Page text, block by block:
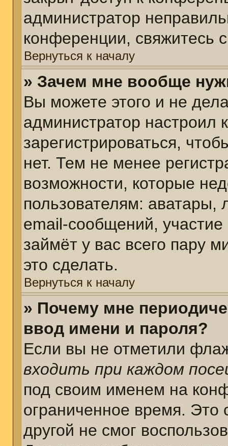
администратор
конференции, свяжитесь
Вернуться к началу
» Зачем мне вообще
Вы можете этого и не
администратор
зарегистрироваться,
нет. Тем не менее
возможности, которые
пользователям: аватары,
email-сообщений, участие
займёт у вас всего пару
это сделать.
Вернуться к началу
» Почему мне
ввод имени и пароля?
Если вы не отметили
входить при каждом
под своим именем на
ограниченное время. Это
другой не смог